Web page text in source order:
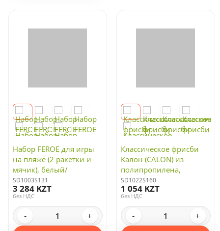
Набор FEROE для игры
на пляже (2 ракетки и
мячик), белый/
оранжевый
SD1003S131
3 284 KZT
без НДС
- +
Классическое фрисби
Калон (CALON) из
полипропилена,
красный
SD1022S160
1 054 KZT
без НДС
- +